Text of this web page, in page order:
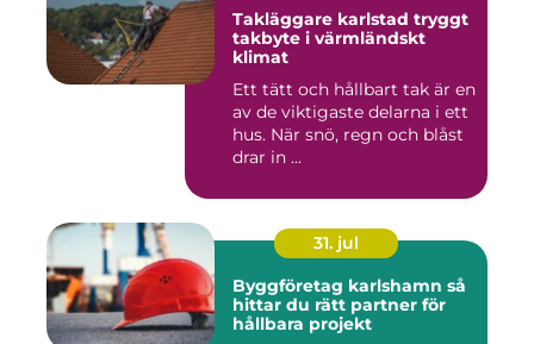
Takläggare karlstad tryggt
takbyte i värmländskt
klimat
Ett tätt och hållbart tak är en
av de viktigaste delarna i ett
hus. När snö, regn och blåst
drar in ...
31. jul
Byggföretag karlshamn så
hittar du rätt partner för
hållbara projekt